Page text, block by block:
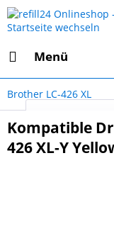
Menü
Brother LC-426 XL
Kompatible
426 XL-Y